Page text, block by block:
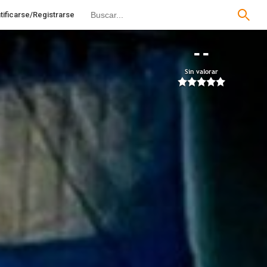
Registrarse
--
Sin valorar